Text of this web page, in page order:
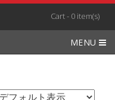
Cart - 0 item(s)
MENU